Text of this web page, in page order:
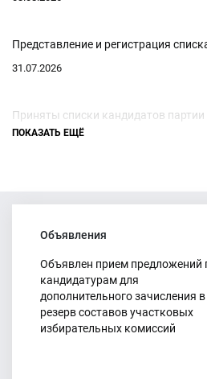
Представление и регистрация
31.07.2026
Приняты списки кандидатов
27.07.2026
представительные органы
25.07.2026
Приняты списки кандидатов в
еще 4 поселений Красносулинского
21.07.2026
ПОКАЗАТЬ ЕЩЁ
Объявления
Объявлен прием предложений
кандидатурам для
дополнительного зачисления в
резерв составов участковых
избирательных комиссий